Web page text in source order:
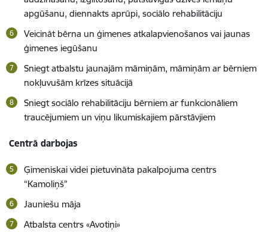
apgūšanu, diennakts aprūpi, sociālo rehabilitāciju
Veicināt bērna un ģimenes atkalapvienošanos vai jaunas
ģimenes iegūšanu
Sniegt atbalstu jaunajām māmiņām, māmiņām ar bērniem
nokļuvušām krīzes situācijā
Sniegt sociālo rehabilitāciju bērniem ar funkcionāliem
traucējumiem un viņu likumiskajiem pārstāvjiem
Centrā darbojas
Ģimeniskai videi pietuvināta pakalpojuma centrs
“Kamoliņš”
Jauniešu māja
Atbalsta centrs «Avotiņi»